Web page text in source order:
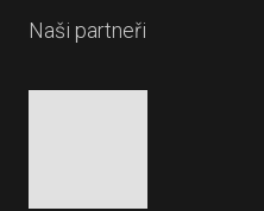
Naši partneři